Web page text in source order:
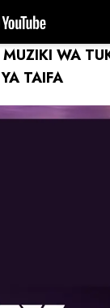
WA
TAIFA